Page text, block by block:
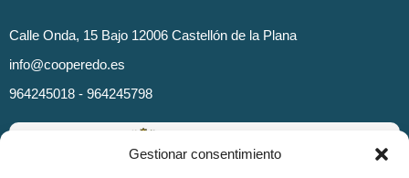
Gestionar consentimiento
Calle Onda, 15 Bajo 12006 Castellón de la Plana
info@cooperedo.es
964245018 - 964245798